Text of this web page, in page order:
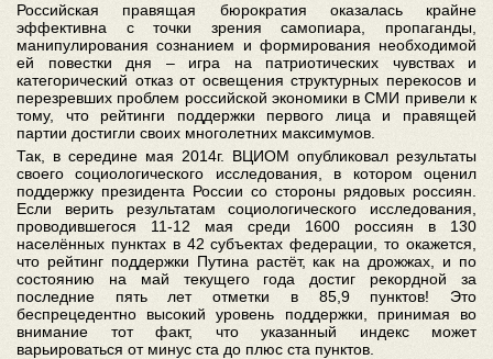
Российская правящая бюрократия оказалась крайне
эффективна с точки зрения самопиара, пропаганды,
манипулирования сознанием и формирования необходимой
ей повестки дня – игра на патриотических чувствах и
категорический отказ от освещения структурных перекосов и
перезревших проблем российской экономики в СМИ привели к
тому, что рейтинги поддержки первого лица и правящей
партии достигли своих многолетних максимумов.
Так, в середине мая 2014г. ВЦИОМ опубликовал результаты
своего социологического исследования, в котором оценил
поддержку президента России со стороны рядовых россиян.
Если верить результатам социологического исследования,
проводившегося 11-12 мая среди 1600 россиян в 130
населённых пунктах в 42 субъектах федерации, то окажется,
что рейтинг поддержки Путина растёт, как на дрожжах, и по
состоянию на май текущего года достиг рекордной за
последние пять лет отметки в 85,9 пунктов! Это
беспрецедентно высокий уровень поддержки, принимая во
внимание тот факт, что указанный индекс может
варьироваться от минус ста до плюс ста пунктов.